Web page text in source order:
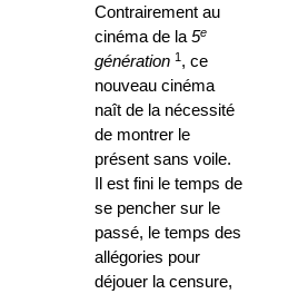
Contrairement au
cinéma de la 5e
génération 1 , ce
nouveau cinéma
naît de la nécessité
de montrer le
présent sans voile.
Il est fini le temps de
se pencher sur le
passé, le temps des
allégories pour
déjouer la censure,